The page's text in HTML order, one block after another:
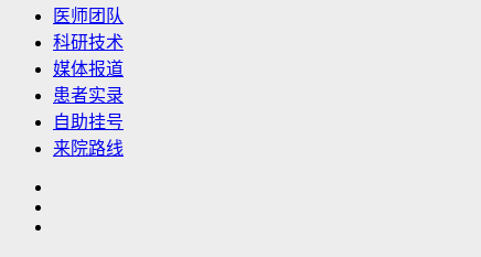
医师团队
科研技术
媒体报道
患者实录
自助挂号
来院路线